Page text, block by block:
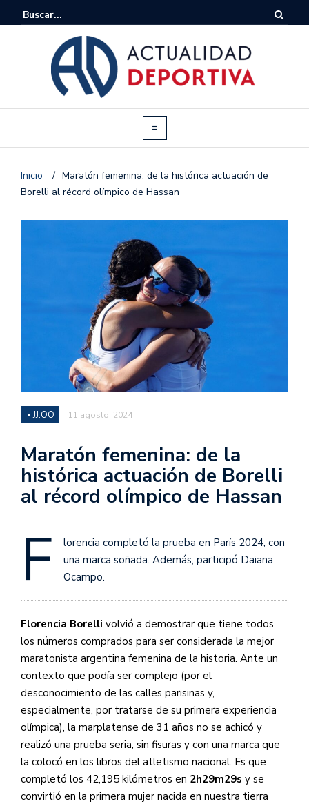
Inicio / Maratón femenina: de la histórica actuación de
Borelli al récord olímpico de Hassan
▪ JJ.OO 11 agosto, 2024
Maratón femenina: de la
histórica actuación de Borelli
al récord olímpico de Hassan
F
lorencia completó la prueba en París 2024, con
una marca soñada. Además, participó Daiana
Ocampo.
Florencia Borelli volvió a demostrar que tiene todos
los números comprados para ser considerada la mejor
maratonista argentina femenina de la historia. Ante un
contexto que podía ser complejo (por el
desconocimiento de las calles parisinas y,
especialmente, por tratarse de su primera experiencia
olímpica), la marplatense de 31 años no se achicó y
realizó una prueba seria, sin fisuras y con una marca que
la colocó en los libros del atletismo nacional. Es que
completó los 42,195 kilómetros en 2h29m29s y se
convirtió en la primera mujer nacida en nuestra tierra